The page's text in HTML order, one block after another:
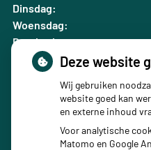
Dinsdag:
Woensdag:
Donderdag:
Vrijdag:
Deze website
Wij gebruiken
website goed kan
en externe inhoud
Voor analytische
Matomo en Google